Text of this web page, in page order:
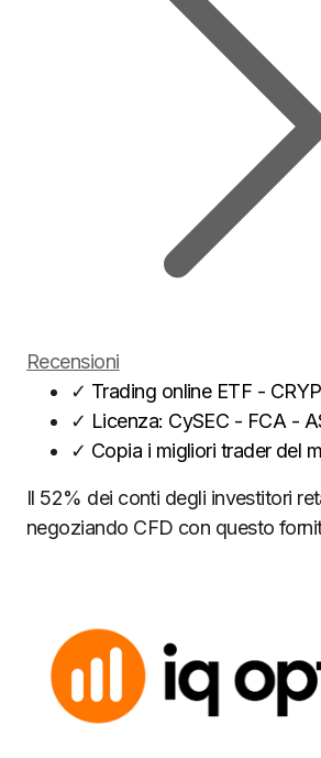
Recensioni
✓ Trading online ETF -
✓ Licenza: CySEC - FCA -
✓ Copia i migliori trader del
Il 52% dei conti degli investitori
negoziando CFD con questo